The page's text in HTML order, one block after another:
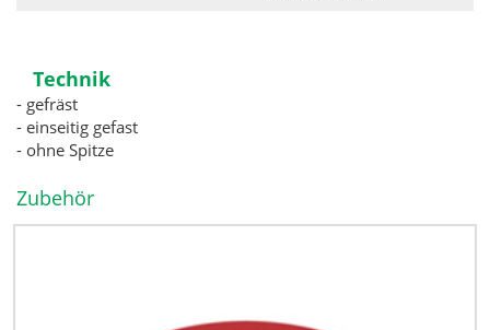
Technik
- gefräst
- einseitig gefast
- ohne Spitze
Zubehör